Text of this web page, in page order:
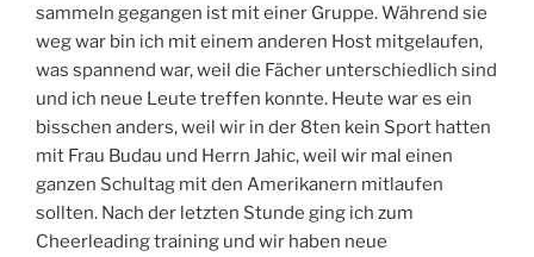
sammeln gegangen ist mit einer Gruppe. Während sie
weg war bin ich mit einem anderen Host mitgelaufen,
was spannend war, weil die Fächer unterschiedlich sind
und ich neue Leute treffen konnte. Heute war es ein
bisschen anders, weil wir in der 8ten kein Sport hatten
mit Frau Budau und Herrn Jahic, weil wir mal einen
ganzen Schultag mit den Amerikanern mitlaufen
sollten. Nach der letzten Stunde ging ich zum
Cheerleading training und wir haben neue